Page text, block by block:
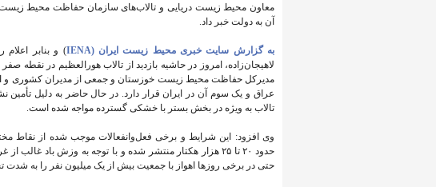
معاون محیط زیست دریایی و تالاب‌های سازمان حفاظت محیط
آن به دولت خبر داد.
به گزارش سایت خبری محیط زیست ایران (IENA
) و بنابر
لاهیجان‌زاده، امروز در حاشیه بازدید از تالاب هورالعظیم در
مدیرکل حفاظت محیط زیست خوزستان و جمعی از مدیران کشوری و
عراق و یک سوم آن در ایران قرار دارد. در حال حاضر به دلیل
تالاب به ویژه در بخش بستر با خشکی گسترده مواجه شده است.
وی افزود: این شرایط و برخی فعل‌وانفعالات موجب شده از نقاط
حدود ۲۰ تا ۲۵ هزار هکتار منتشر شده و با توجه به وزش باد
حتی در برخی روزها اهواز با جمعیت بیش از یک میلیون نفر را به شدت